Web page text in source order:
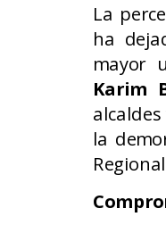
La
ha
mayor
Karim
la